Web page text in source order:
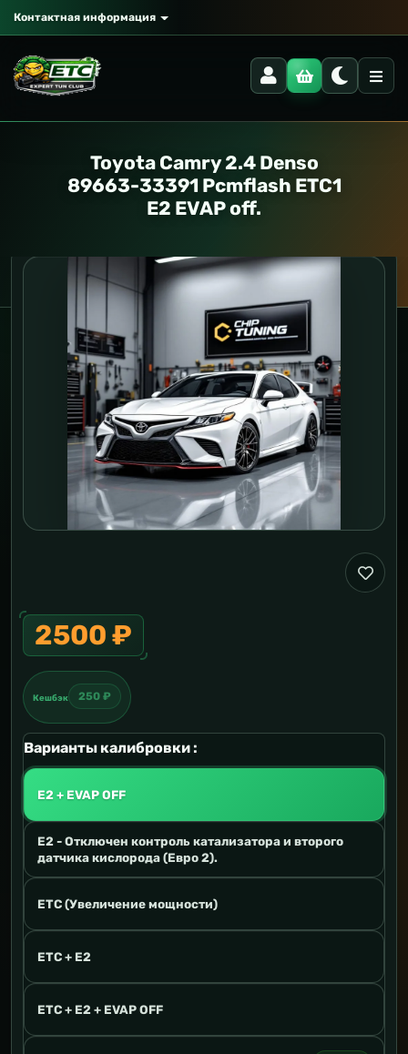
Контактная информация
Toyota Camry 2.4 Denso
89663-33391 Pcmflash ETC1
E2 EVAP off.
2500 ₽
Кешбэк 250 ₽
Варианты калибровки :
E2 + EVAP OFF
E2 - Отключен контроль катализатора и второго
датчика кислорода (Евро 2).
ETC (Увеличение мощности)
ETC + E2
ETC + E2 + EVAP OFF